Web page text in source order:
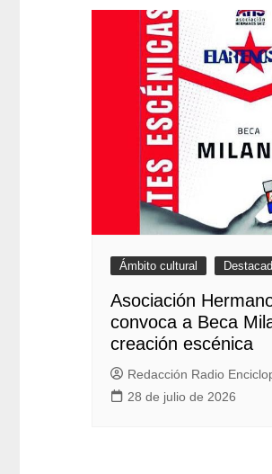
Ámbito cultural
Asociación
convoca a Beca
creación escénica
Redacción Radio
28 de julio de 2026